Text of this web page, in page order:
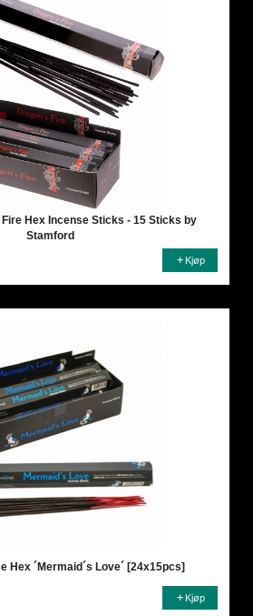
Hex Incense Sticks - 15 Sticks by
Stamford
Kjøp
Hex ´Mermaid´s Love´ [24x15pcs]
Kjøp